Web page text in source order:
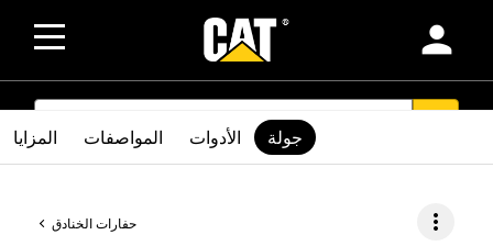
person
SEARCH
حفارات الخنادق more_vert
المزايا المواصفات الأدوات جولة